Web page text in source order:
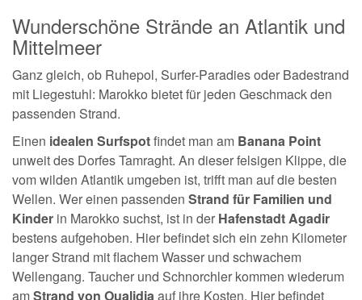
Wunderschöne Strände an Atlantik und
Mittelmeer
Ganz gleich, ob Ruhepol, Surfer-Paradies oder Badestrand
mit Liegestuhl: Marokko bietet für jeden Geschmack den
passenden Strand.
Einen idealen Surfspotfindet man am Banana Point
unweit des Dorfes Tamraght. An dieser felsigen Klippe, die
vom wilden Atlantik umgeben ist, trifft man auf die besten
Wellen. Wer einen passenden Strand für Familien und
Kinder in Marokko suchst, ist in der Hafenstadt Agadir
bestens aufgehoben. Hier befindet sich ein zehn Kilometer
langer Strand mit flachem Wasser und schwachem
Wellengang. Taucher und Schnorchler kommen wiederum
amStrand von Oualidiaauf ihre Kosten. Hier befindet